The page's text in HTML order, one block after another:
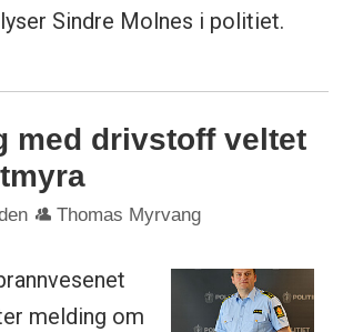
Sindre Molnes i politiet.
med drivstoff veltet
Thomas Myrvang
melding om